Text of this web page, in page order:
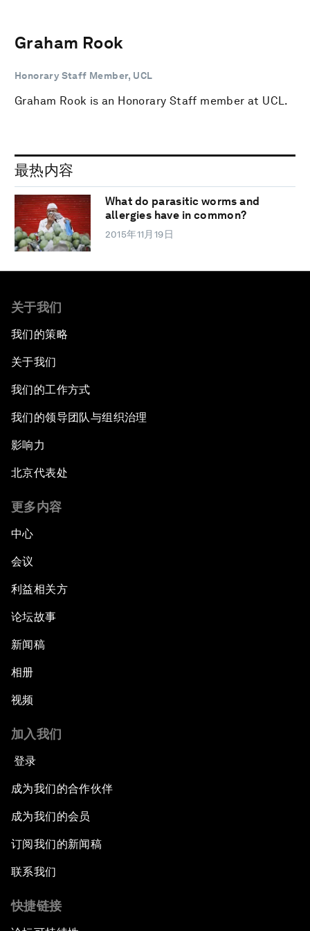
Graham Rook
Honorary Staff Member, UCL
Graham Rook is an Honorary Staff member at UCL.
最热内容
What do parasitic worms and
allergies have in common?
2015年11月19日
关于我们
我们的策略
关于我们
我们的工作方式
我们的领导团队与组织治理
影响力
北京代表处
更多内容
中心
会议
利益相关方
论坛故事
新闻稿
相册
视频
加入我们
登录
成为我们的合作伙伴
成为我们的会员
订阅我们的新闻稿
联系我们
快捷链接